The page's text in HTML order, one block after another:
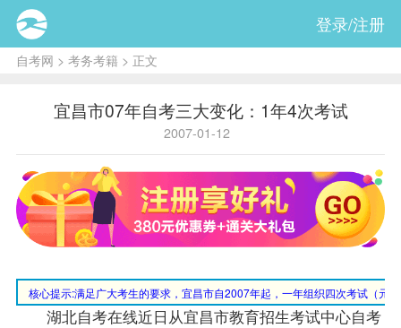
登录/注册
自考网 > 考务考籍 > 正文
宜昌市07年自考三大变化：1年4次考试
2007-01-12
核心提示:满足广大考生的要求，宜昌市自2007年起，一年组织四次考试（元
湖北自考在线近日从宜昌市教育招生考试中心自考